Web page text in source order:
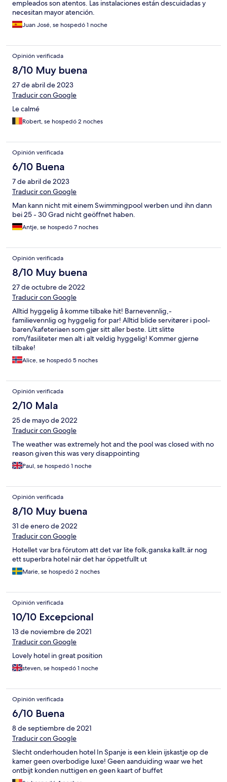
empleados son atentos. Las instalaciones están descuidadas y
necesitan mayor atención.
Juan José, se hospedó 1 noche
Opinión verificada
8/10 Muy buena
27 de abril de 2023
Traducir con Google
Le calmé
Robert, se hospedó 2 noches
Opinión verificada
6/10 Buena
7 de abril de 2023
Traducir con Google
Man kann nicht mit einem Swimmingpool werben und ihn dann
bei 25 - 30 Grad nicht geöffnet haben.
Antje, se hospedó 7 noches
Opinión verificada
8/10 Muy buena
27 de octubre de 2022
Traducir con Google
Alltid hyggelig å komme tilbake hit! Barnevennlig,-
familievennlig og hyggelig for par! Alltid blide servitører i pool-
baren/kafeteriaen som gjør sitt aller beste. Litt slitte
rom/fasiliteter men alt i alt veldig hyggelig! Kommer gjerne
tilbake!
Alice, se hospedó 5 noches
Opinión verificada
2/10 Mala
25 de mayo de 2022
Traducir con Google
The weather was extremely hot and the pool was closed with no
reason given this was very disappointing
Paul, se hospedó 1 noche
Opinión verificada
8/10 Muy buena
31 de enero de 2022
Traducir con Google
Hotellet var bra förutom att det var lite folk,ganska kallt.är nog
ett superbra hotel när det har öppetfullt ut
Marie, se hospedó 2 noches
Opinión verificada
10/10 Excepcional
13 de noviembre de 2021
Traducir con Google
Lovely hotel in great position
steven, se hospedó 1 noche
Opinión verificada
6/10 Buena
8 de septiembre de 2021
Traducir con Google
Slecht onderhouden hotel In Spanje is een klein ijskastje op de
kamer geen overbodige luxe! Geen aanduiding waar we het
ontbijt konden nuttigen en geen kaart of buffet